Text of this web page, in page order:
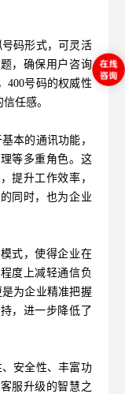
码形式，可灵活
，确保用户咨询
400号码的权威性
任感。
本的通讯功能，
等多重角色。这
提升工作效率，
同时，也为企业
式，使得企业在
度上减轻通信负
为企业精准把握
，进一步降低了
安全性、丰富功
服升级的智慧之